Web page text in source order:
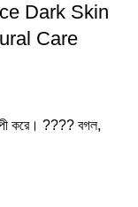
Dark Skin
Care
করে। ???? বগল,